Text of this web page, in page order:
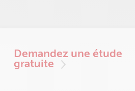
Demandez une étude
gratuite